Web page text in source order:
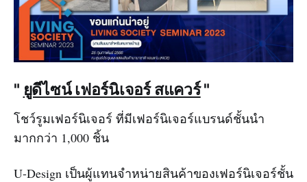
" ยูดีไซน์ เฟอร์นิเจอร์ สแควร์"
โชว์รูมเฟอร์นิเจอร์ ที่มีเฟอร์นิเจอร์แบรนด์ชั้นนำ
มากกว่า 1,000 ชิ้น
U-Design เป็นผู้แทนจำหน่ายสินค้าของเฟอร์นิเจอร์ชั้น